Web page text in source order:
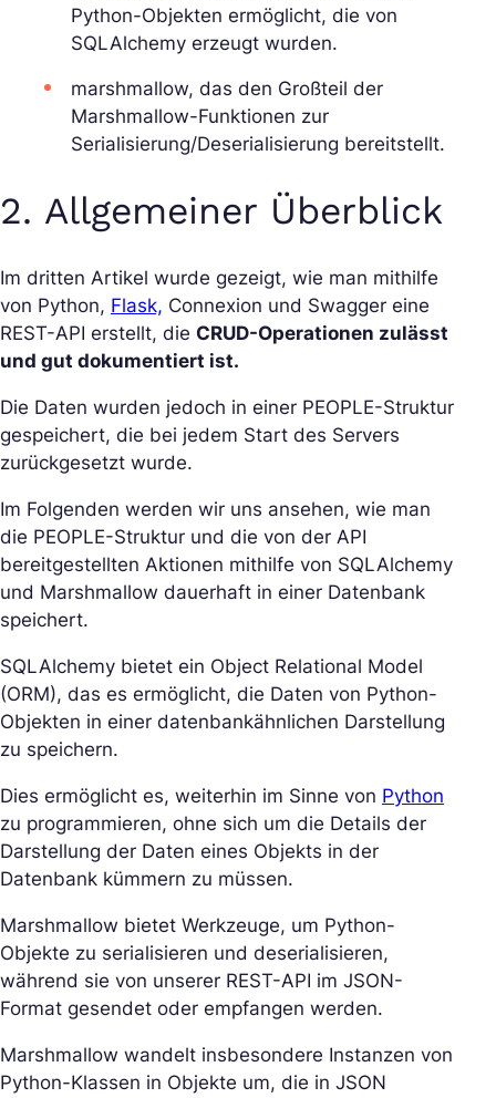
Python-Objekten ermöglicht, die von
SQLAlchemy erzeugt wurden.
marshmallow, das den Großteil der
Marshmallow-Funktionen zur
Serialisierung/Deserialisierung bereitstellt.
2. Allgemeiner Überblick
Im dritten Artikel wurde gezeigt, wie man mithilfe
von Python, Flask, Connexion und Swagger eine
REST-API erstellt, die CRUD-Operationen zulässt
und gut dokumentiert ist.
Die Daten wurden jedoch in einer PEOPLE-Struktur
gespeichert, die bei jedem Start des Servers
zurückgesetzt wurde.
Im Folgenden werden wir uns ansehen, wie man
die PEOPLE-Struktur und die von der API
bereitgestellten Aktionen mithilfe von SQLAlchemy
und Marshmallow dauerhaft in einer Datenbank
speichert.
SQLAlchemy bietet ein Object Relational Model
(ORM), das es ermöglicht, die Daten von Python-
Objekten in einer datenbankähnlichen Darstellung
zu speichern.
Dies ermöglicht es, weiterhin im Sinne von Python
zu programmieren, ohne sich um die Details der
Darstellung der Daten eines Objekts in der
Datenbank kümmern zu müssen.
Marshmallow bietet Werkzeuge, um Python-
Objekte zu serialisieren und deserialisieren,
während sie von unserer REST-API im JSON-
Format gesendet oder empfangen werden.
Marshmallow wandelt insbesondere Instanzen von
Python-Klassen in Objekte um, die in JSON